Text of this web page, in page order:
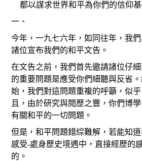
都以謀求世界和平為你們的信仰基
一、
今年，一九七六年，如同往年，我
諸位宣布我們的和平文告。
在文告之前，我們首先邀請諸位仔
的重要問題是應受你們細聽與反省
始，我們對這問題重複的呼籲，似
且，由於研究與閱歷之豐，你們博
有關和平的一切問題。
但是，和平問題錯綜難解，若能知
感受-處身歷史境遇中，直接經歷的
的。